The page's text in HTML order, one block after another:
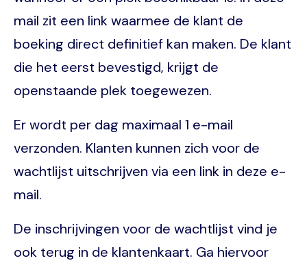
mail zit een link waarmee de klant de
boeking direct definitief kan maken. De klant
die het eerst bevestigd, krijgt de
openstaande plek toegewezen.
Er wordt per dag maximaal 1 e-mail
verzonden. Klanten kunnen zich voor de
wachtlijst uitschrijven via een link in deze e-
mail.
De inschrijvingen voor de wachtlijst vind je
ook terug in de klantenkaart. Ga hiervoor